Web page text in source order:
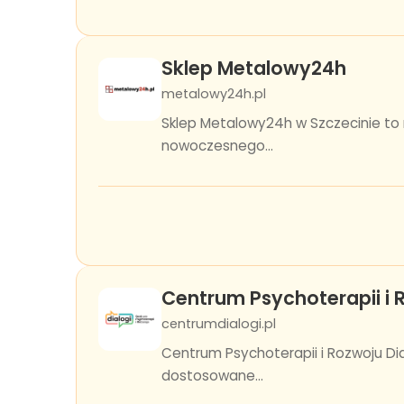
Sklep Metalowy24h
metalowy24h.pl
Sklep Metalowy24h w Szczecinie
nowoczesnego...
Centrum Psychoterapii i
centrumdialogi.pl
Centrum Psychoterapii i Rozwoju
dostosowane...